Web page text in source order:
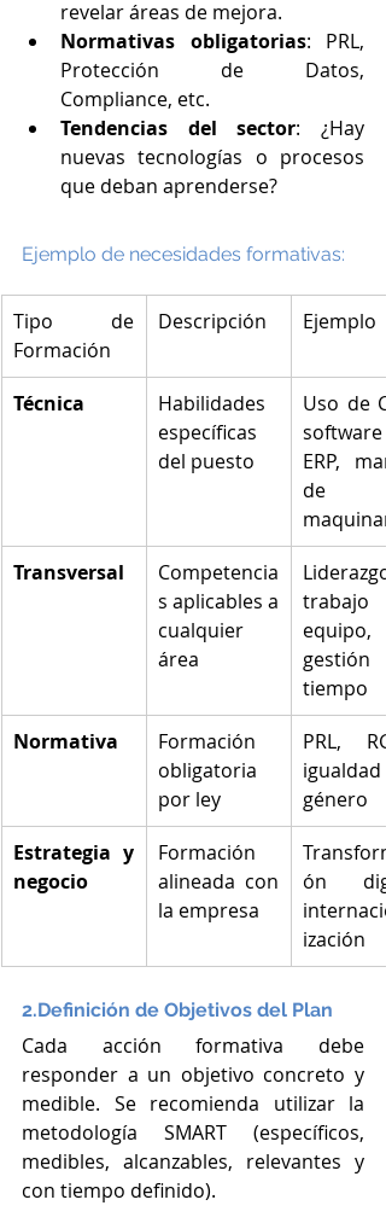
revelar áreas de mejora.
Normativas obligatorias: PRL,
Protección de Datos,
Compliance, etc.
Tendencias del sector: ¿Hay
nuevas tecnologías o procesos
que deban aprenderse?
Ejemplo de necesidades formativas:
Tipo de
Formación
Descripción Ejemplo
Técnica
Habilidades
específicas
del puesto
Uso de
software
ERP,
de
Transversal
Competencia
s aplicables a
cualquier
área
Liderazgo,
trabajo
equipo,
gestión
tiempo
Normativa
Formación
obligatoria
por ley
PRL,
género
Estrategia y
negocio
Formación
alineada con
la empresa
ón
ización
2.Definición de Objetivos del Plan
Cada acción formativa debe
responder a un objetivo concreto y
medible. Se recomienda utilizar la
metodología SMART (específicos,
medibles, alcanzables, relevantes y
con tiempo definido).